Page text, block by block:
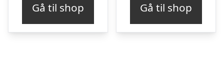
Gå til shop Gå til shop